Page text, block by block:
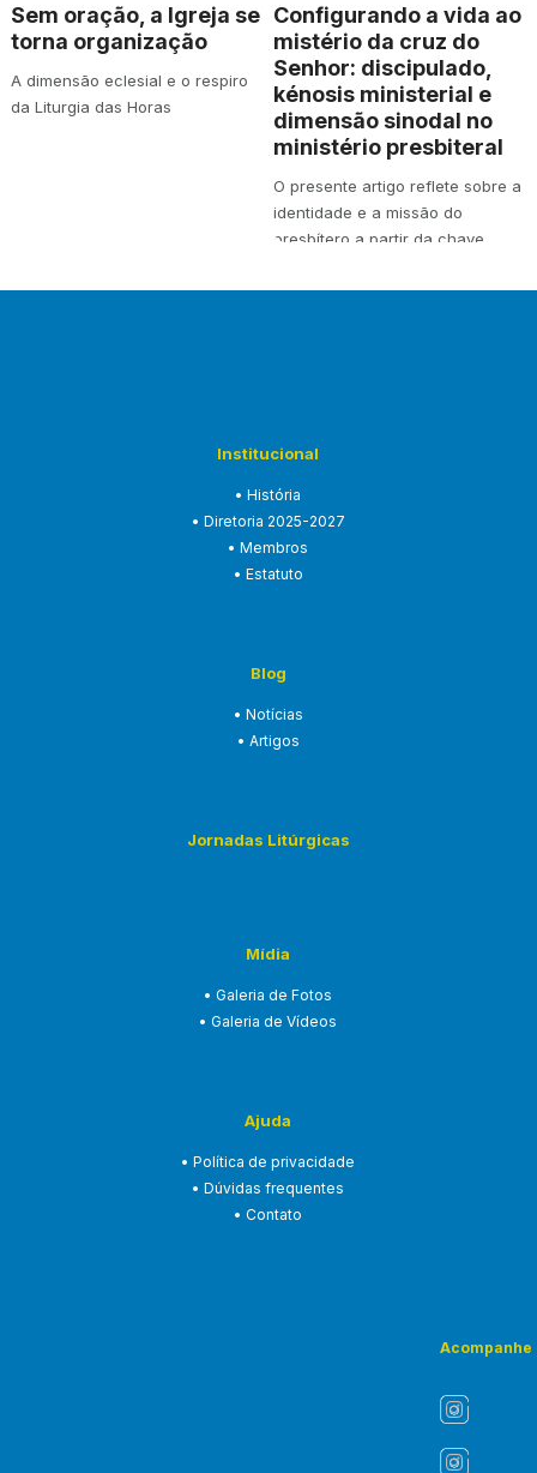
Sem oração, a Igreja se
torna organização
A dimensão eclesial e o respiro
da Liturgia das Horas
Configurando a vida ao
mistério da cruz do
Senhor: discipulado,
kénosis ministerial e
dimensão sinodal no
ministério presbiteral
O presente artigo reflete sobre a
identidade e a missão do
presbítero a partir da chave
Institucional
• História
• Diretoria 2025-2027
• Membros
• Estatuto
Blog
• Notícias
• Artigos
Jornadas Litúrgicas
Mídia
• Galeria de Fotos
• Galeria de Vídeos
Ajuda
• Política de privacidade
• Dúvidas frequentes
• Contato
Acompanhe